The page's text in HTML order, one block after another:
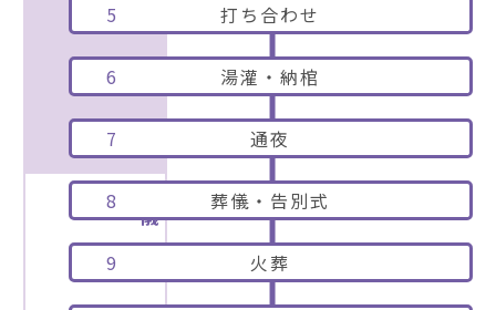
5 打ち合わせ
6 湯灌・納棺
7 通夜
8 葬儀・告別式
9 火葬